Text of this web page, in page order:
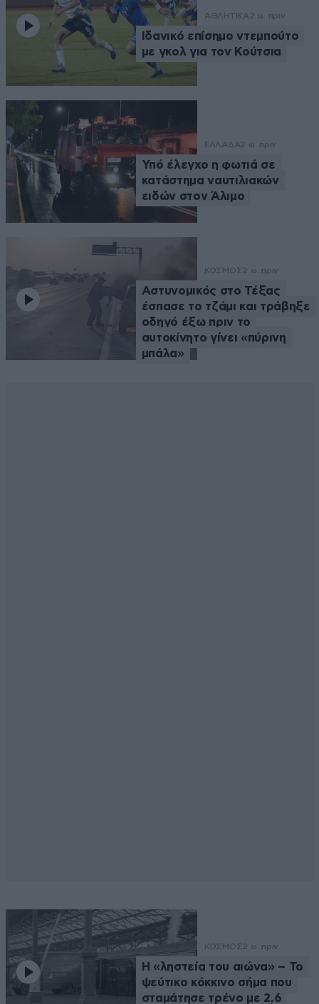
ΑΘΛΗΤΙΚΑ2 ω. πριν
Ιδανικό επίσημο ντεμπούτο
με γκολ για τον Κούτσια
ΕΛΛΑΔΑ2 ω. πριν
Υπό έλεγχο η φωτιά σε
κατάστημα ναυτιλιακών
ειδών στον Άλιμο
ΚΟΣΜΟΣ2 ω. πριν
Αστυνομικός στο Τέξας
έσπασε το τζάμι και τράβηξε
οδηγό έξω πριν το
αυτοκίνητο γίνει «πύρινη
μπάλα»
ΚΟΣΜΟΣ2 ω. πριν
Η «ληστεία του αιώνα» – Το
ψεύτικο κόκκινο σήμα που
σταμάτησε τρένο με 2,6